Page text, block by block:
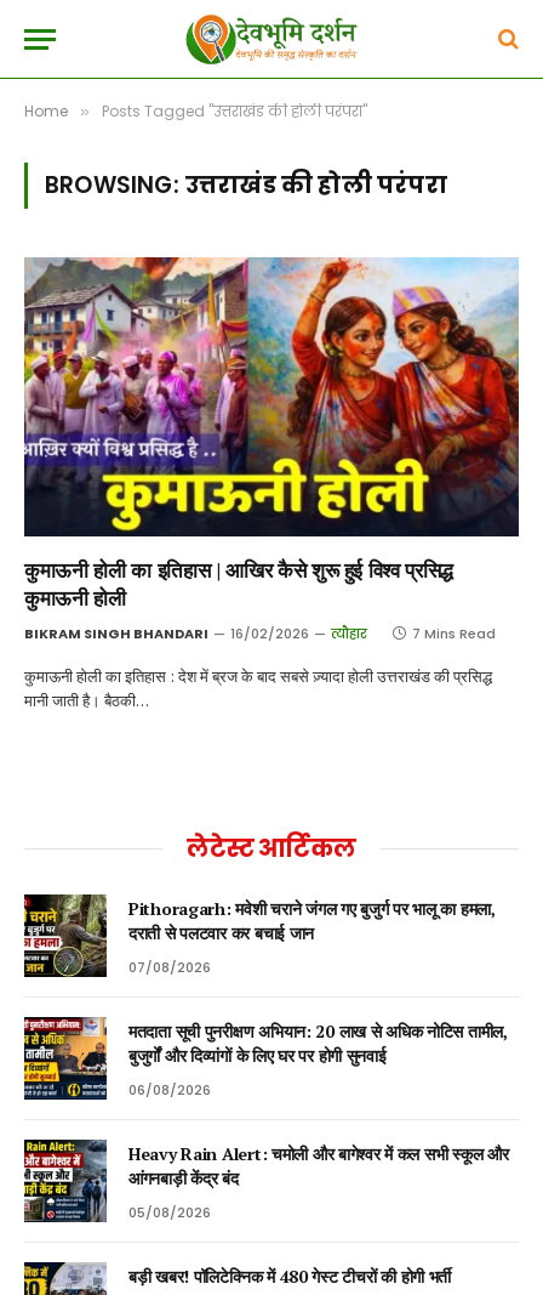
Home » Posts Tagged "उत्तराखंड की होली परंपरा"
BROWSING: उत्तराखंड की होली परंपरा
कुमाऊनी होली का इतिहास | आखिर कैसे शुरू हुई विश्व प्रसिद्ध
कुमाऊनी होली
BIKRAM SINGH BHANDARI 16/02/2026 त्यौहार 7 Mins Read
कुमाऊनी होली का इतिहास : देश में ब्रज के बाद सबसे ज़्यादा होली उत्तराखंड की प्रसिद्ध
मानी जाती है। बैठकी…
लेटेस्ट आर्टिकल
Pithoragarh: मवेशी चराने जंगल गए बुजुर्ग पर भालू का हमला,
दराती से पलटवार कर बचाई जान
07/08/2026
मतदाता सूची पुनरीक्षण अभियान: 20 लाख से अधिक नोटिस तामील,
बुजुर्गों और दिव्यांगों के लिए घर पर होगी सुनवाई
06/08/2026
Heavy Rain Alert: चमोली और बागेश्वर में कल सभी स्कूल और
आंगनबाड़ी केंद्र बंद
05/08/2026
बड़ी खबर! पॉलिटेक्निक में 480 गेस्ट टीचरों की होगी भर्ती